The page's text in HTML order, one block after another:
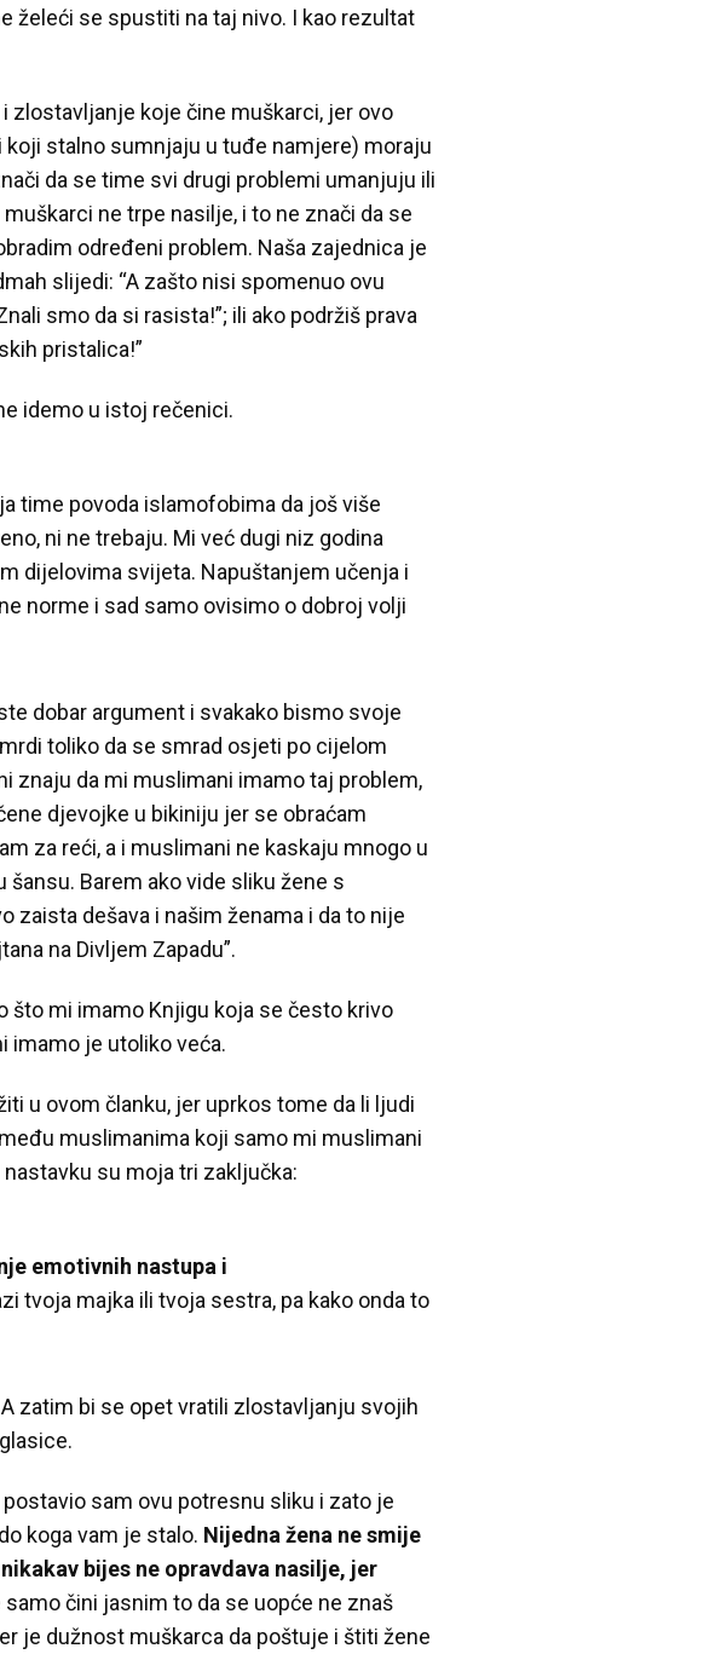
želeći se spustiti na taj nivo. I kao rezultat
zlostavljanje koje čine muškarci, jer ovo
stalno sumnjaju u tuđe namjere) moraju
da se time svi drugi problemi umanjuju ili
ne trpe nasilje, i to ne znači da se
određeni problem. Naša zajednica je
slijedi: “A zašto nisi spomenuo ovu
smo da si rasista!”; ili ako podržiš prava
pristalica!”
idemo u istoj rečenici.
time povoda islamofobima da još više
ni ne trebaju. Mi već dugi niz godina
dijelovima svijeta. Napuštanjem učenja i
norme i sad samo ovisimo o dobroj volji
dobar argument i svakako bismo svoje
toliko da se smrad osjeti po cijelom
znaju da mi muslimani imamo taj problem,
djevojke u bikiniju jer se obraćam
za reći, a i muslimani ne kaskaju mnogo u
Barem ako vide sliku žene s
dešava i našim ženama i da to nije
na Divljem Zapadu”.
što mi imamo Knjigu koja se često krivo
imamo je utoliko veća.
u ovom članku, jer uprkos tome da li ljudi
muslimanima koji samo mi muslimani
su moja tri zaključka:
emotivnih nastupa i
tvoja majka ili tvoja sestra, pa kako onda to
zatim bi se opet vratili zlostavljanju svojih
sam ovu potresnu sliku i zato je
koga vam je stalo. Nijedna žena ne smije
bijes ne opravdava nasilje, jer
čini jasnim to da se uopće ne znaš
je dužnost muškarca da poštuje i štiti žene